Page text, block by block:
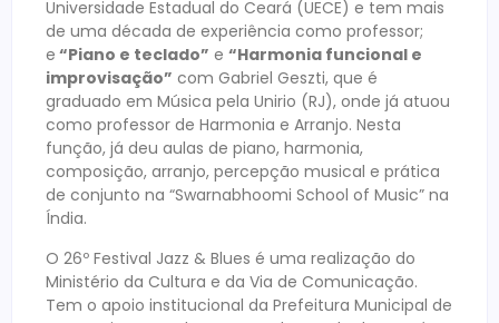
Universidade Estadual do Ceará (UECE) e tem mais
de uma década de experiência como professor;
e “Piano e teclado” e “Harmonia funcional e
improvisação” com Gabriel Geszti, que é
graduado em Música pela Unirio (RJ), onde já atuou
como professor de Harmonia e Arranjo. Nesta
função, já deu aulas de piano, harmonia,
composição, arranjo, percepção musical e prática
de conjunto na “Swarnabhoomi School of Music” na
Índia.
O 26º Festival Jazz & Blues é uma realização do
Ministério da Cultura e da Via de Comunicação.
Tem o apoio institucional da Prefeitura Municipal de